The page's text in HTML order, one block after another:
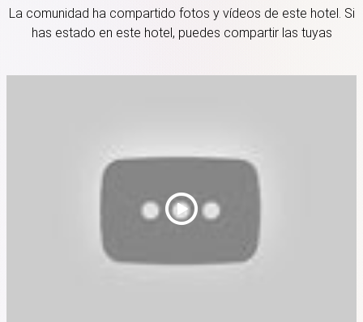
La comunidad ha compartido fotos y vídeos de este hotel. Si
has estado en este hotel, puedes compartir las tuyas